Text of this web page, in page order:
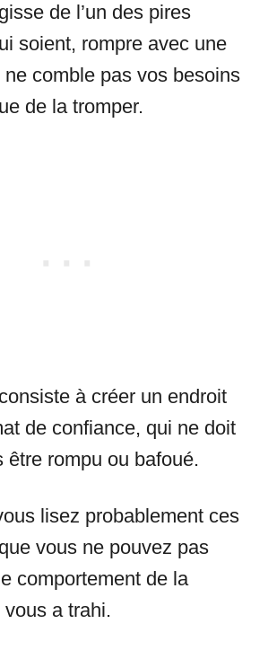
de l’un des pires
soient, rompre avec une
comble pas vos besoins
de la tromper.
à créer un endroit
de confiance, qui ne doit
être rompu ou bafoué.
lisez probablement ces
vous ne pouvez pas
comportement de la
a trahi.